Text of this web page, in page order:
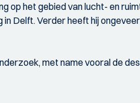
op het gebied van lucht- en
Delft. Verder heeft hij
met name vooral de